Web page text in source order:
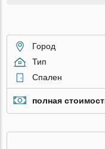
Город
Тип
Спален
полная